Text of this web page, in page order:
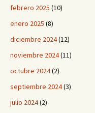
febrero 2025 (10)
enero 2025 (8)
diciembre 2024(12)
noviembre 2024(11)
octubre 2024(2)
septiembre 2024(3)
julio 2024(2)